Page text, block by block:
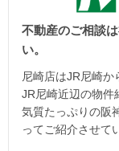
不動産のご相談
い。
尼崎店はJR尼崎
JR尼崎近辺の物件
気質たっぷりの阪
ってご紹介させて
家査定シミュレー
お問い合わせ